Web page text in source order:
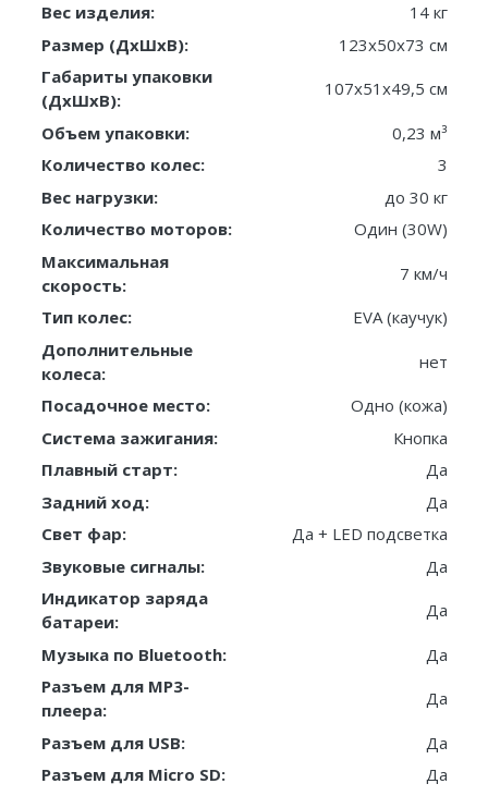
Вес изделия:
14 кг
Размер (ДxШxВ):
123х50х73 см
Габариты упаковки
(ДxШxВ):
107х51х49,5 см
Объем упаковки:
0,23 м³
Количество колес:
3
Вес нагрузки:
до 30 кг
Количество моторов:
Один (30W)
Максимальная
скорость:
7 км/ч
Тип колес:
EVA (каучук)
Дополнительные
колеса:
нет
Посадочное место:
Одно (кожа)
Система зажигания:
Кнопка
Плавный старт:
Да
Задний ход:
Да
Свет фар:
Да + LED подсветка
Звуковые сигналы:
Да
Индикатор заряда
батареи:
Да
Музыка по Bluetooth:
Да
Разъем для MP3-
плеера:
Да
Разъем для USB:
Да
Разъем для Micro SD:
Да